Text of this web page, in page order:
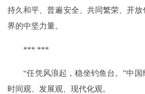
持久和平、普遍安全、共同繁荣、开
界的中坚力量。
*** ***
“任凭风浪起，稳坐钓鱼台。”中国
时间观、发展观、现代化观。